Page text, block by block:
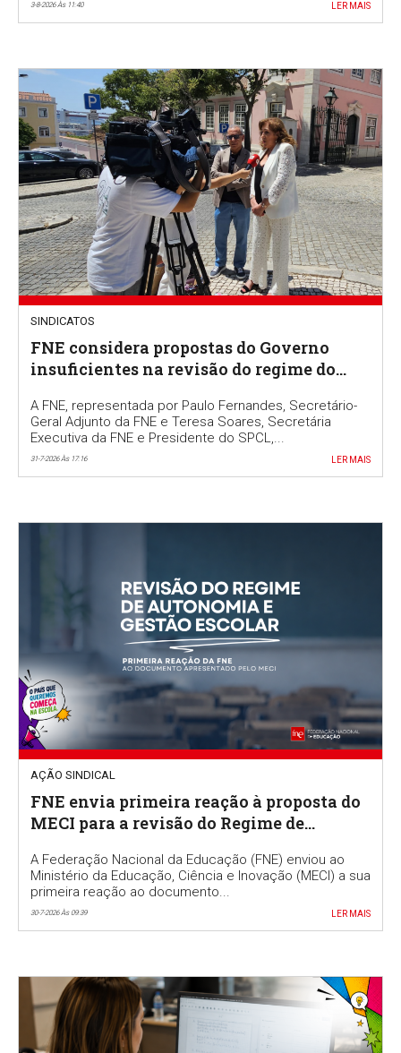
3-8-2026 Às 11:40 LER MAIS
SINDICATOS
FNE considera propostas do Governo
insuficientes na revisão do regime do
A FNE, representada por Paulo Fernandes, Secretário-
Geral Adjunto da FNE e Teresa Soares, Secretária
Executiva da FNE e Presidente do SPCL,...
31-7-2026 Às 17:16 LER MAIS
AÇÃO SINDICAL
FNE envia primeira reação à proposta do
MECI para a revisão do Regime de
A Federação Nacional da Educação (FNE) enviou ao
Ministério da Educação, Ciência e Inovação (MECI) a sua
primeira reação ao documento...
30-7-2026 Às 09:39 LER MAIS